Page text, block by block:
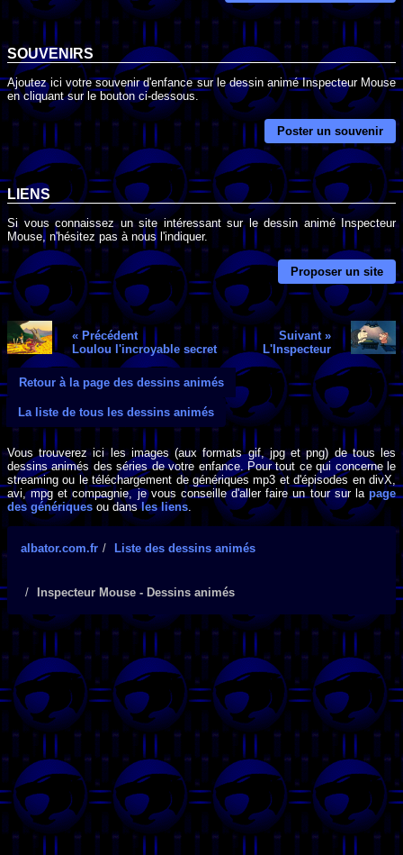
SOUVENIRS
Ajoutez ici votre souvenir d'enfance sur le dessin animé Inspecteur Mouse
en cliquant sur le bouton ci-dessous.
Poster un souvenir
LIENS
Si vous connaissez un site intéressant sur le dessin animé Inspecteur
Mouse, n'hésitez pas à nous l'indiquer.
Proposer un site
« Précédent
Loulou l'incroyable secret
Suivant »
L'Inspecteur
Retour à la page des dessins animés
La liste de tous les dessins animés
Vous trouverez ici les images (aux formats gif, jpg et png) de tous les
dessins animés des séries de votre enfance. Pour tout ce qui concerne le
streaming ou le téléchargement de génériques mp3 et d'épisodes en divX,
avi, mpg et compagnie, je vous conseille d'aller faire un tour sur la page
des génériques ou dansles liens.
albator.com.fr Liste des dessins animés
Inspecteur Mouse - Dessins animés